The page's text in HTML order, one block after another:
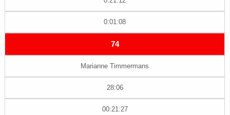
0:01:08
74
Marianne Timmermans
28:06
00:21:27